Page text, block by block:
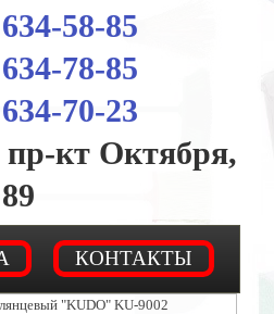
58-85
78-85
70-23
пр-кт Октября,
89
КОНТАКТЫ
"KUDO" KU-9002